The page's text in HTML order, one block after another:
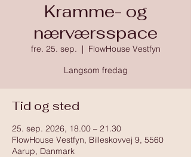
Kramme- og
nærværsspace
fre. 25. sep.
  |
FlowHouse Vestfyn
Langsom fredag
Tid og sted
25. sep. 2026, 18.00 – 21.30
FlowHouse Vestfyn, Billeskovvej 9, 5560
Aarup, Danmark